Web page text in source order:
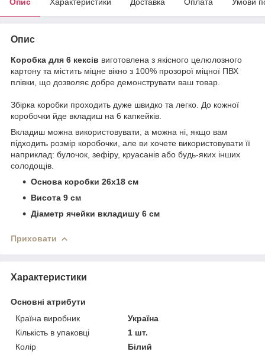
Опис
Коробка для 6 кексів виготовлена з якісного целюлозного
картону та містить міцне вікно з 100% прозорої міцної ПВХ
плівки, що дозволяє добре демонструвати ваш товар.
Збірка коробки проходить дуже швидко та легко. До кожної
коробочки йде вкладиш на 6 капкейків.
Вкладиш можна використовувати, а можна ні, якщо вам
підходить розмір коробочки, але ви хочете використовувати її
наприклад: булочок, зефіру, круасанів або будь-яких інших
солодощів.
Основа коробки 26х18 см
Висота 9 см
Діаметр ячейки вкладишу 6 см
Приховати
Характеристики
Основні атрибути
Країна виробник
Україна
Кількість в упаковці
1 шт.
Колір
Білий